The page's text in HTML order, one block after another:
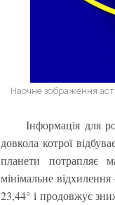
Наочне зображення
Інформація для
довкола котрої
планети потрапляє
мінімальне
23,44° і продовжує